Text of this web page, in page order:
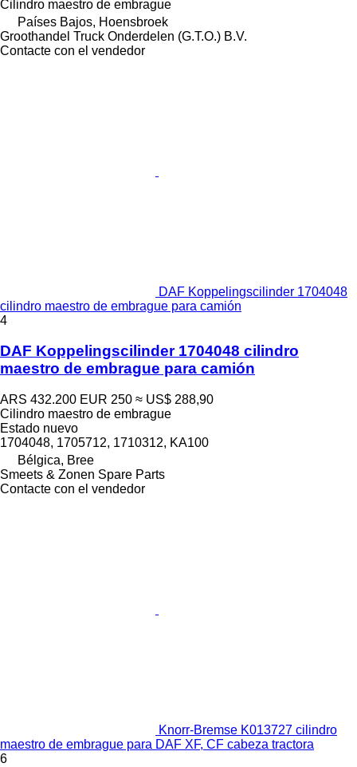
Cilindro maestro de embrague
Países Bajos, Hoensbroek
Groothandel Truck Onderdelen (G.T.O.) B.V.
Contacte con el vendedor
DAF Koppelingscilinder 1704048
cilindro maestro de embrague para camión
4
DAF Koppelingscilinder 1704048 cilindro
maestro de embrague para camión
ARS 432.200 EUR 250 ≈ US$ 288,90
Cilindro maestro de embrague
Estado nuevo
1704048, 1705712, 1710312, KA100
Bélgica, Bree
Smeets & Zonen Spare Parts
Contacte con el vendedor
Knorr-Bremse K013727 cilindro
maestro de embrague para DAF XF, CF cabeza tractora
6